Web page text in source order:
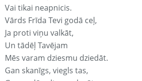
Vai tikai neapnicis.
Vārds Frīda Tevi godā ceļ,
Ja proti viņu valkāt,
Un tādēļ Tavējam
Mēs varam dziesmu dziedāt.
Gan skanīgs, viegls tas,